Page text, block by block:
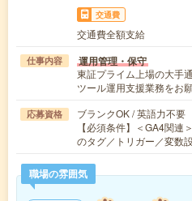
交通費
交通費全額支給
仕事内容 運用管理・保守
東証プライム上場の大手
ツール運用支援業務をお
応募資格
ブランクOK / 英語力不要
【必須条件】＜GA4関
のタグ／トリガー／変数
職場の雰囲気